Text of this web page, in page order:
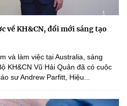
về KH&CN, đổi mới sáng tạo
và làm việc tại Australia, sáng
KH&CN Vũ Hải Quân đã có cuộc
sư Andrew Parfitt, Hiệu...